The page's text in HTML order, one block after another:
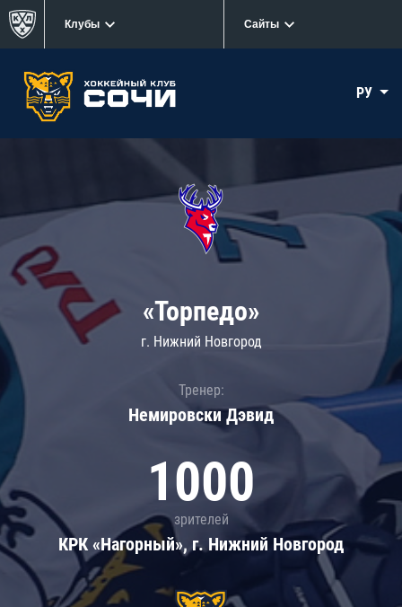
Клубы Сайты
РУ
«Торпедо»
г. Нижний Новгород
Тренер:
Немировски Дэвид
1000
зрителей
КРК «Нагорный», г. Нижний Новгород